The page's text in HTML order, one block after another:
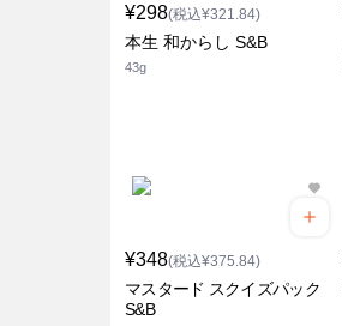
¥298(税込¥321.84)
本生 和からし S&B
43g
¥348(税込¥375.84)
マスタード スクイズパック
S&B